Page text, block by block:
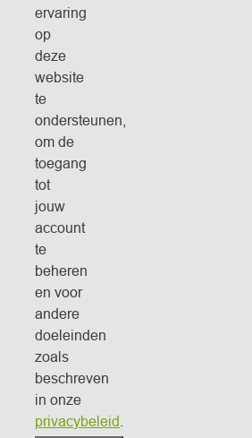
ervaring
op
deze
website
te
ondersteunen,
om de
toegang
tot
jouw
account
te
beheren
en voor
andere
doeleinden
zoals
beschreven
in onze
privacybeleid